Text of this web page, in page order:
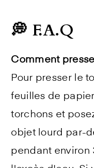
💭 F.A.Q
Comment
Pour presser le
feuilles de
torchons et
objet lourd par-
pendant environ